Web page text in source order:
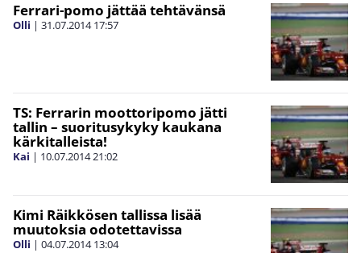
Ferrari-pomo jättää tehtävänsä
Olli | 31.07.2014 17:57
TS: Ferrarin moottoripomo jätti
tallin – suoritusykyky kaukana
kärkitalleista!
Kai | 10.07.201421:02
Kimi Räikkösen tallissa lisää
muutoksia odotettavissa
Olli | 04.07.2014 13:04